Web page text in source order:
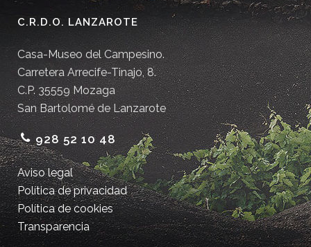
C.R.D.O. LANZAROTE
Casa-Museo del Campesino.
Carretera Arrecife-Tinajo, 8.
C.P. 35559 Mozaga
San Bartolomé de Lanzarote
928 52 10 48
Aviso legal
Política de privacidad
Política de cookies
Transparencia